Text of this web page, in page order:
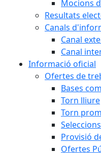
Mocions
Resultats
Canals
Canal
Canal
Informació oficial
Ofertes de
Bases
Torn lliure
Torn
Provisió
Ofertes